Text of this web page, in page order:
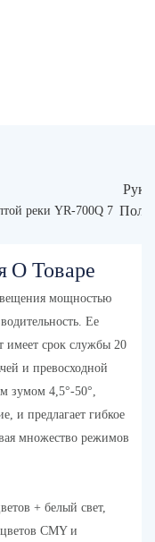
О Товаре
мощностью
Ее
имеет срок службы 20
и превосходной
зумом 4,5°-50°,
и предлагает гибкое
множество режимов
+ белый свет,
CMY и